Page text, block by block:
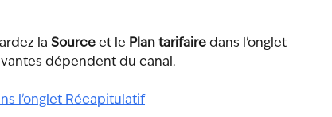
la Source et le Plan tarifaire dans l'onglet
dépendent du canal.